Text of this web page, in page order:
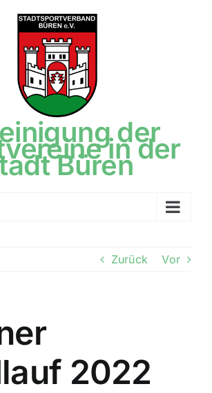
der
in der
Büren
Zurück Vor
2022